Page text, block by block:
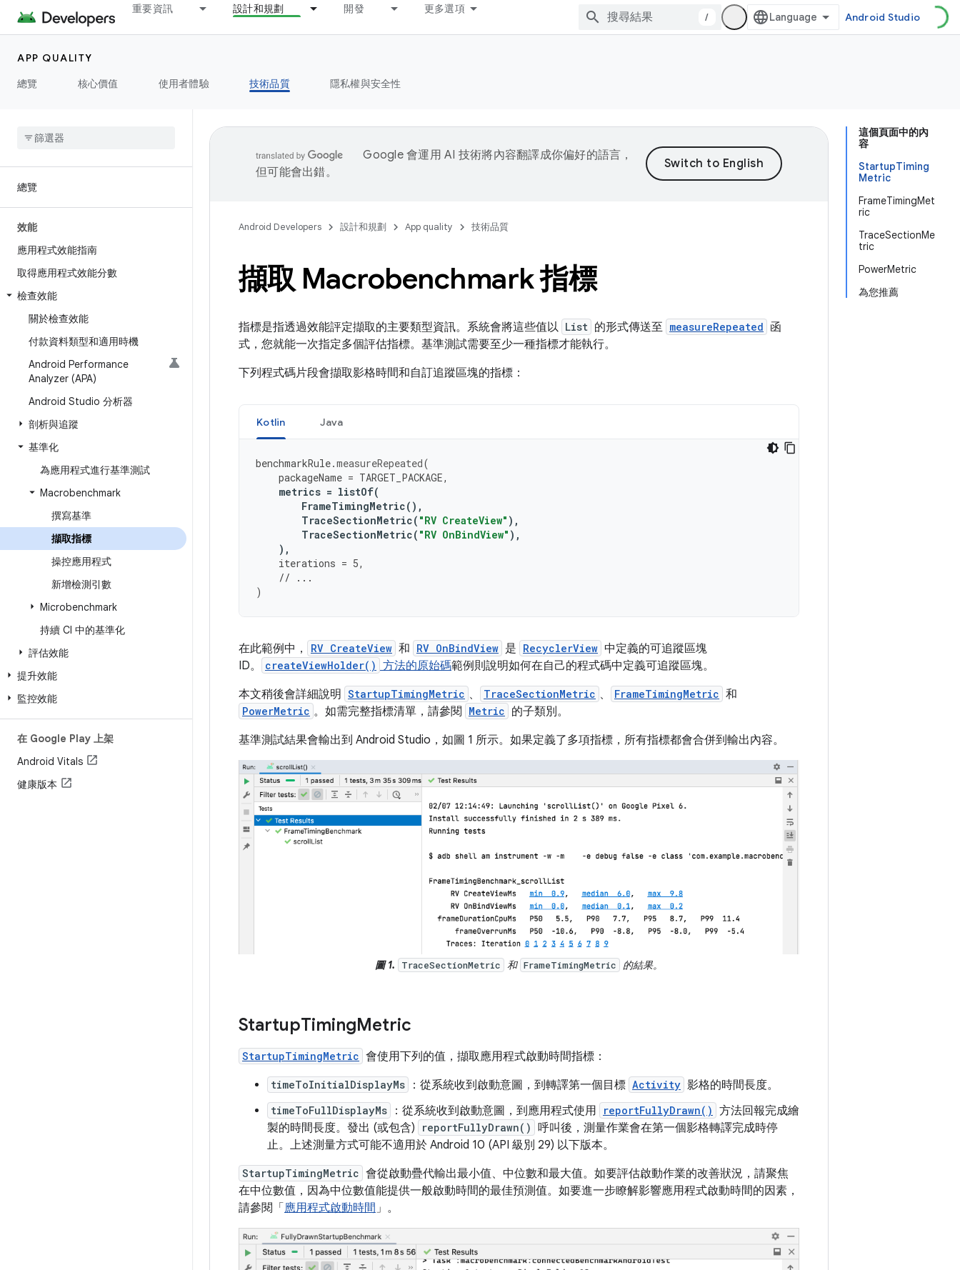
重要資訊 設計和規劃 開發 更多選項
/ Android Studio
APP QUALITY
總覽
核心價值 使用者體驗 技術品質 隱私權與安全性
總覽
效能
應用程式效能指南
取得應用程式效能分數
檢查效能
關於檢查效能
付款資料類型和適用時機
Android Performance
Analyzer (APA)
Android Studio 分析器
剖析與追蹤
基準化
為應用程式進行基準測試
Macrobenchmark
撰寫基準
擷取指標
操控應用程式
新增檢測引數
Microbenchmark
持續 CI 中的基準化
評估效能
提升效能
監控效能
在 Google Play 上架
Android Vitals
健康版本
這個頁面中的內
容
StartupTiming
Metric
FrameTimingMet
ric
TraceSectionMe
tric
PowerMetric
為您推薦
Google 會運用 AI 技術將內容翻譯成你偏好的語言，
但可能會出錯。
Android Developers 設計和規劃 App quality 技術品質
擷取 Macrobenchmark 指標
指標是指透過效能評定擷取的主要類型資訊。系統會將這些值以 List 的形式傳送至 measureRepeated 函
式，您就能一次指定多個評估指標。基準測試需要至少一種指標才能執行。
下列程式碼片段會擷取影格時間和自訂追蹤區塊的指標：
Kotlin Java
benchmarkRule.measureRepeated(
packageName = TARGET_PACKAGE,
metrics = listOf(
FrameTimingMetric(),
TraceSectionMetric( "RV CreateView" ),
TraceSectionMetric( "RV OnBindView" ),
),
iterations = 5,
// ...
)
在此範例中， RV CreateView 和 RV OnBindView 是 RecyclerView 中定義的可追蹤區塊
ID。
createViewHolder() 方法的原始碼範例則說明如何在自己的程式碼中定義可追蹤區塊。
本文稍後會詳細說明 StartupTimingMetric 、 TraceSectionMetric 、 FrameTimingMetric 和
PowerMetric 。如需完整指標清單，請參閱 Metric 的子類別。
基準測試結果會輸出到 Android Studio，如圖 1 所示。如果定義了多項指標，所有指標都會合併到輸出內容。
圖 1. TraceSectionMetric 和 FrameTimingMetric 的結果。
StartupTimingMetric
StartupTimingMetric 會使用下列的值，擷取應用程式啟動時間指標：
timeToInitialDisplayMs ：從系統收到啟動意圖，到轉譯第一個目標 Activity 影格的時間長度。
timeToFullDisplayMs ：從系統收到啟動意圖，到應用程式使用 reportFullyDrawn() 方法回報完成繪
製的時間長度。發出 (或包含)
reportFullyDrawn() 呼叫後，測量作業會在第一個影格轉譯完成時停
止。上述測量方式可能不適用於 Android 10 (API 級別 29) 以下版本。
StartupTimingMetric 會從啟動疊代輸出最小值、中位數和最大值。如要評估啟動作業的改善狀況，請聚焦
在中位數值，因為中位數值能提供一般啟動時間的最佳預測值。如要進一步瞭解影響應用程式啟動時間的因素，
請參閱「 應用程式啟動時間 」。